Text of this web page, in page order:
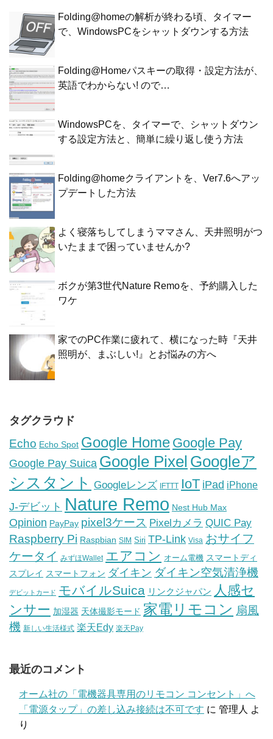
Folding@homeの解析が終わる頃、タイマー
で、WindowsPCをシャットダウンする方法
Folding@Homeパスキーの取得・設定方法が、
英語でわからない! ので…
WindowsPCを、タイマーで、シャットダウン
する設定方法と、簡単に繰り返し使う方法
Folding@homeクライアントを、Ver7.6へアッ
プデートした方法
よく寝落ちしてしまうママさん、天井照明がつ
いたままで困っていませんか?
ボクが第3世代Nature Remoを、予約購入した
ワケ
家でのPC作業に疲れて、横になった時『天井
照明が、まぶしい!』とお悩みの方へ
タグクラウド
Echo Echo Spot Google Home Google Pay
Google Pay Suica Google Pixel Googleア
シスタント Googleレンズ IFTTT IoT iPad iPhone
J-デビット Nature Remo Nest Hub Max
Opinion PayPay pixel3ケース Pixelカメラ QUIC Pay
Raspberry Pi Raspbian SIM Siri TP-Link Visa おサイフ
ケータイ みずほWallet エアコン オーム電機 スマートディ
スプレイ スマートフォン ダイキン ダイキン空気清浄機
デビットカード モバイルSuica リンクジャパン 人感セ
ンサー 加湿器 天体撮影モード 家電リモコン 扇風
機 新しい生活様式 楽天Edy 楽天Pay
最近のコメント
オーム社の「電機器具専用のリモコン コンセント」へ
「電源タップ」の差し込み接続は不可です に 管理人 よ
り